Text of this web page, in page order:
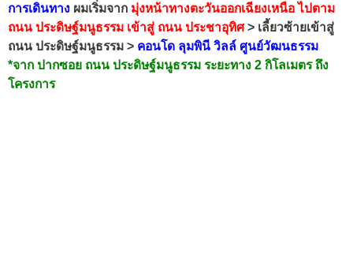
การเดินทาง ผมเริ่มจาก มุ่งหน้าทางตะวันออกเฉียงเหนือไปตาม
ถนน ประดิษฐ์มนูธรรม เข้าสู่ ถนน ประชาอุทิศ > เลี้ยวซ้ายเข้าสู่
ถนน ประดิษฐ์มนูธรรม > คอนโด ลุมพินี วิลล์ ศูนย์วัฒนธรรม
*จาก ปากซอย ถนน ประดิษฐ์มนูธรรม ระยะทาง 2 กิโลเมตร ถึง
โครงการ